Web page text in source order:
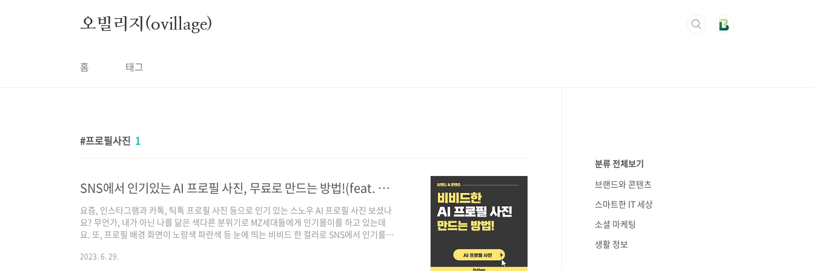
오빌리지(ovillage)
홈 태그
프로필사진 1
SNS에서 인기있는 AI 프로필 사진, 무료로 만드는 방법!(feat. 스노우 & picofme)
요즘, 인스타그램과 카톡, 틱톡 프로필 사진 등으로 인기 있는 스노우 AI 프로필 사진 보셨나
요? 무언가, 내가 아닌 나를 닮은 색다른 분위기로 MZ세대들에게 인기몰이를 하고 있는데
요. 또, 프로필 배경 화면이 노랑색 파란색 등 눈에 띄는 비비드 한 컬러로 SNS에서 인기를 끌
방법 2가지를 소개해 드리겠습니다. 스노우 AI 프로필 사진 찍기 1. Play 스토어나 앱스토어
2023. 6. 29.
분류 전체보기
브랜드와 콘텐츠
스마트한 IT 세상
소셜 마케팅
생활 정보